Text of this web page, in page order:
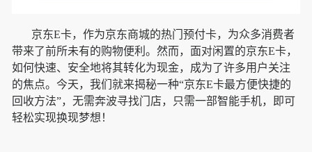
京东E卡，作为京东商城的热门预付卡，为众多消费者
带来了前所未有的购物便利。然而，面对闲置的京东E卡，
如何快速、安全地将其转化为现金，成为了许多用户关注
的焦点。今天，我们就来揭秘一种“京东E卡最方便快捷的
回收方法”，无需奔波寻找门店，只需一部智能手机，即可
轻松实现换现梦想！